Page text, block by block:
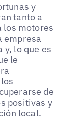
y
tanto a
los motores
empresa
y, lo que es
le
de
positivas y
local.